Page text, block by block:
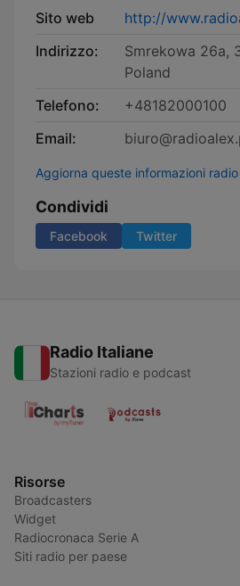
Sito web
http://
Indirizzo:
Smrekowa 26a,
Poland
Telefono:
+48182000100
Email:
Aggiorna queste informazioni radio
Condividi
Facebook Twitter
Radio Italiane
Stazioni radio e podcast
Risorse
Broadcasters
Widget
Radiocronaca Serie A
Siti radio per paese